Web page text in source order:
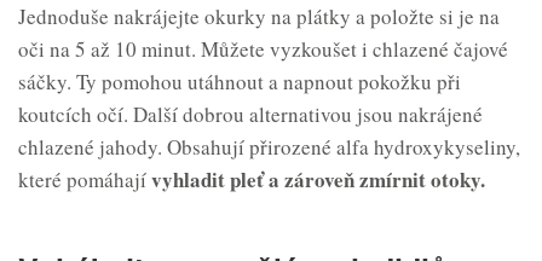
Jednoduše nakrájejte okurky na plátky a položte si je na
oči na 5 až 10 minut. Můžete vyzkoušet i chlazené čajové
sáčky. Ty pomohou utáhnout a napnout pokožku při
koutcích očí. Další dobrou alternativou jsou nakrájené
chlazené jahody. Obsahují přirozené alfa hydroxykyseliny,
které pomáhajívyhladit pleť a zároveň zmírnit otoky.